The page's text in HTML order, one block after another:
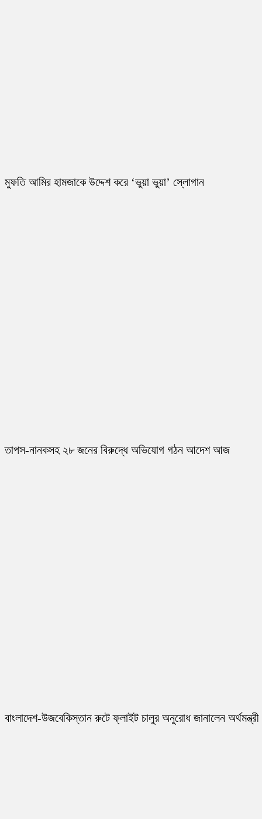
মুফতি আমির হামজাকে উদ্দেশ করে ‘ভুয়া ভুয়া’ স্লোগান
তাপস-নানকসহ ২৮ জনের বিরুদ্ধে অভিযোগ গঠন আদেশ আজ
বাংলাদেশ-উজবেকিস্তান রুটে ফ্লাইট চালুর অনুরোধ জানালেন অর্থমন্ত্রী